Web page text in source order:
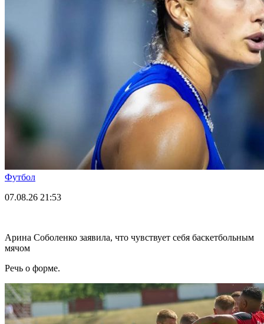
Футбол
07.08.26 21:53
Арина Соболенко заявила, что чувствует себя баскетбольным
мячом
Речь о форме.